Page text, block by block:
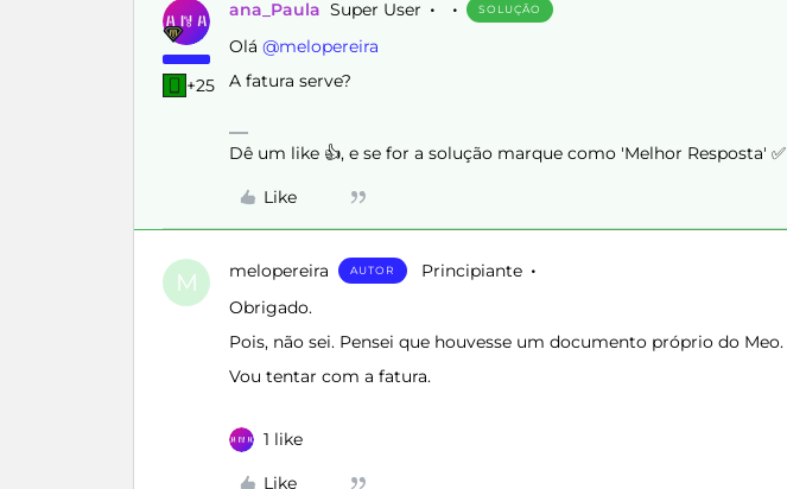
+25
ana_Paula Super User SOLUÇÃO
Olá ​ @melopereira
A fatura serve?
Dê um like 👍, e se for a solução marque como 'Melhor Resposta' ✅
Like
M melopereira AUTOR Principiante
Obrigado.
Pois, não sei. Pensei que houvesse um documento próprio do Meo.
Vou tentar com a fatura.
1 like
Like